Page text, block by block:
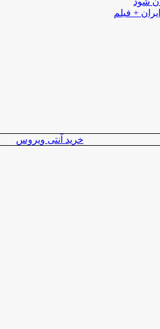
+ فیلم
خرید آنتی ویروس